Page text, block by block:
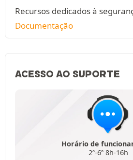
Recursos dedicados à
Documentação
ACESSO AO SUPORTE
Horário de
2ª-6ª 8h-16h